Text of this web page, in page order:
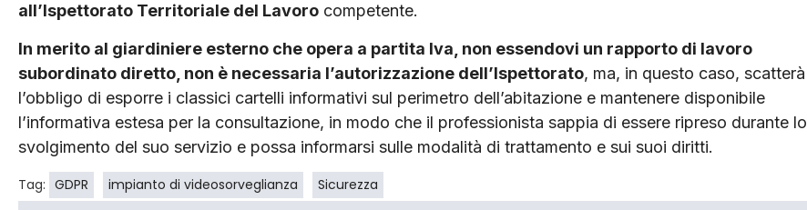
all’Ispettorato Territoriale del Lavoro competente.
In merito al giardiniere esterno che opera a partita Iva, non essendovi un rapporto di lavoro
subordinato diretto, non è necessaria l’autorizzazione dell’Ispettorato, ma, in questo caso, scatterà
l’obbligo di esporre i classici cartelli informativi sul perimetro dell’a­bitazione e mantenere disponibile
l’informativa estesa per la consultazione, in modo che il pro­fessionista sappia di essere ripreso durante lo
svolgimento del suo servizio e possa informarsi sulle modalità di trattamento e sui suoi diritti.
Tag: GDPR impianto di videosorveglianza Sicurezza